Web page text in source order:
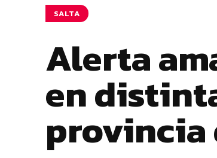
SALTA
Alerta
en
provincia